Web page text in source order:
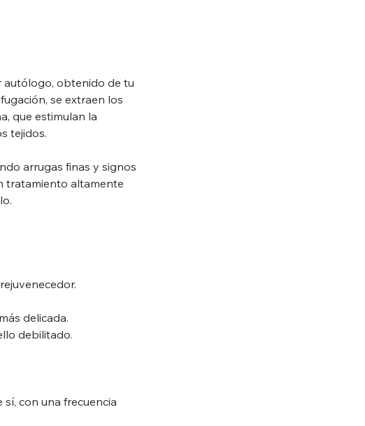
autólogo, obtenido de tu
se extraen los
que estimulan la
tejidos.
arrugas finas y signos
tratamiento altamente
delicada.
debilitado.
con una frecuencia